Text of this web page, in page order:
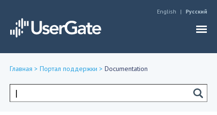
English Русский
здесь
Главная > Портал поддержки > Documentation
Форма